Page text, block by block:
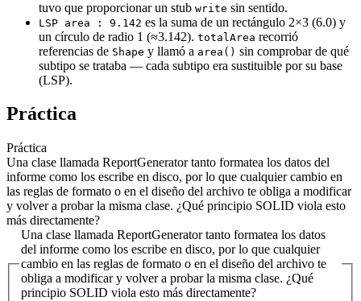
tuvo que proporcionar un stub write sin sentido.
LSP area : 9.142 es la suma de un rectángulo 2×3 (6.0) y
un círculo de radio 1 (≈3.142). totalArea recorrió
referencias de Shape y llamó a area() sin comprobar de qué
subtipo se trataba — cada subtipo era sustituible por su base
(LSP).
Práctica
Práctica
Una clase llamada ReportGenerator tanto formatea los datos del
informe como los escribe en disco, por lo que cualquier cambio en
las reglas de formato o en el diseño del archivo te obliga a modificar
y volver a probar la misma clase. ¿Qué principio SOLID viola esto
más directamente?
Una clase llamada ReportGenerator tanto formatea los datos
del informe como los escribe en disco, por lo que cualquier
cambio en las reglas de formato o en el diseño del archivo te
obliga a modificar y volver a probar la misma clase. ¿Qué
principio SOLID viola esto más directamente?